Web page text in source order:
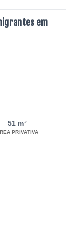
em
51 m²
PRIVATIVA